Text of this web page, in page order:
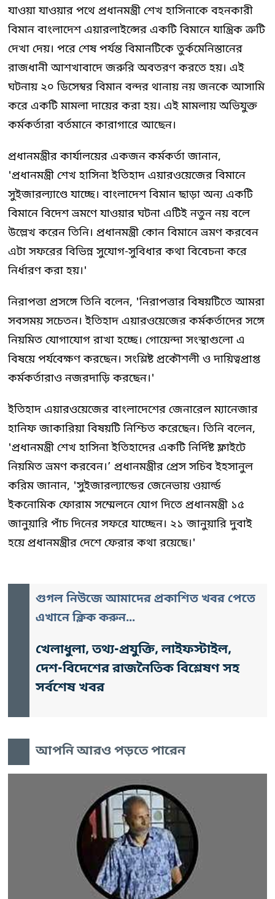
যাওয়া যাওয়ার পথে প্রধানমন্ত্রী শেখ হাসিনাকে বহনকারী
বিমান বাংলাদেশ এয়ারলাইন্সের একটি বিমানে যান্ত্রিক ত্রুটি
দেখা দেয়। পরে শেষ পর্যন্ত বিমানটিকে তুর্কমেনিস্তানের
রাজধানী আশখাবাদে জরুরি অবতরণ করতে হয়। এই
ঘটনায় ২০ ডিসেম্বর বিমান বন্দর থানায় নয় জনকে আসামি
করে একটি মামলা দায়ের করা হয়। এই মামলায় অভিযুক্ত
কর্মকর্তারা বর্তমানে কারাগারে আছেন।
প্রধানমন্ত্রীর কার্যালয়ের একজন কর্মকর্তা জানান,
'প্রধানমন্ত্রী শেখ হাসিনা ইতিহাদ এয়ারওয়েজের বিমানে
সুইজারল্যাণ্ডে যাচ্ছে। বাংলাদেশ বিমান ছাড়া অন্য একটি
বিমানে বিদেশ ভ্রমণে যাওয়ার ঘটনা এটিই নতুন নয় বলে
উল্লেখ করেন তিনি। প্রধানমন্ত্রী কোন বিমানে ভ্রমণ করবেন
এটা সফরের বিভিন্ন সুযোগ-সুবিধার কথা বিবেচনা করে
নির্ধারণ করা হয়।'
নিরাপত্তা প্রসঙ্গে তিনি বলেন, 'নিরাপত্তার বিষয়টিতে আমরা
সবসময় সচেতন। ইতিহাদ এয়ারওয়েজের কর্মকর্তাদের সঙ্গে
নিয়মিত যোগাযোগ রাখা হচ্ছে। গোয়েন্দা সংস্থাগুলো এ
বিষয়ে পর্যবেক্ষণ করছেন। সংশ্লিষ্ট প্রকৌশলী ও দায়িত্বপ্রাপ্ত
কর্মকর্তারাও নজরদাড়ি করছেন।'
ইতিহাদ এয়ারওয়েজের বাংলাদেশের জেনারেল ম্যানেজার
হানিফ জাকারিয়া বিষয়টি নিশ্চিত করেছেন। তিনি বলেন,
'প্রধানমন্ত্রী শেখ হাসিনা ইতিহাদের একটি নির্দিষ্ট ফ্লাইটে
নিয়মিত ভ্রমণ করবেন।’ প্রধানমন্ত্রীর প্রেস সচিব ইহসানুল
করিম জানান, 'সুইজারল্যান্ডের জেনেভায় ওয়ার্ল্ড
ইকনোমিক ফোরাম সম্মেলনে যোগ দিতে প্রধানমন্ত্রী ১৫
জানুয়ারি পাঁচ দিনের সফরে যাচ্ছেন। ২১ জানুয়ারি দুবাই
হয়ে প্রধানমন্ত্রীর দেশে ফেরার কথা রয়েছে।'
গুগল নিউজে আমাদের প্রকাশিত খবর পেতে
এখানে ক্লিক করুন...
খেলাধুলা, তথ্য-প্রযুক্তি, লাইফস্টাইল,
দেশ-বিদেশের রাজনৈতিক বিশ্লেষণ সহ
সর্বশেষ খবর
আপনি আরও পড়তে পারেন